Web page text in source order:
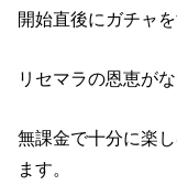
開始直後にガチャ
リセマラの恩恵が
無課金で十分に楽
ます。